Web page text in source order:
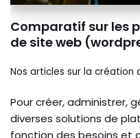
Comparatif sur les
de site web
Nos articles sur la création
Pour créer, administrer,
diverses solutions de
fonction des besoins et